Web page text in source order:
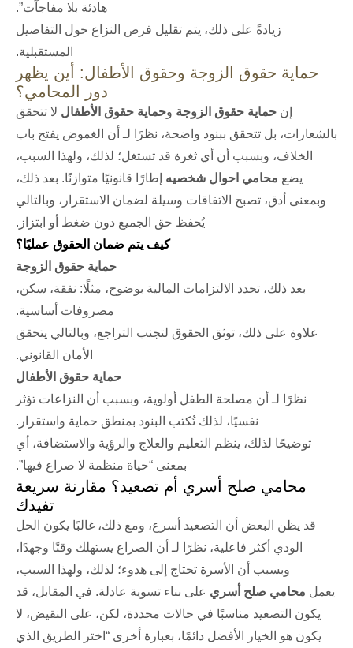
هادئة بلا مفاجآت”.
زيادةً على ذلك، يتم تقليل فرص النزاع حول التفاصيل
المستقبلية.
حماية حقوق الزوجة وحقوق الأطفال: أين يظهر
دور المحامي؟
إن حماية حقوق الزوجة وحماية حقوق الأطفال لا تتحقق
بالشعارات، بل تتحقق ببنود واضحة، نظرًا لـ أن الغموض يفتح باب
الخلاف، وبسبب أن أي ثغرة قد تستغل؛ لذلك، ولهذا السبب،
يضع محامي احوال شخصيه إطارًا قانونيًا متوازنًا. بعد ذلك،
وبمعنى أدق، تصبح الاتفاقات وسيلة لضمان الاستقرار، وبالتالي
يُحفظ حق الجميع دون ضغط أو ابتزاز.
كيف يتم ضمان الحقوق عمليًا؟
حماية حقوق الزوجة
بعد ذلك، تحدد الالتزامات المالية بوضوح، مثلًا: نفقة، سكن،
مصروفات أساسية.
علاوة على ذلك، توثق الحقوق لتجنب التراجع، وبالتالي يتحقق
الأمان القانوني.
حماية حقوق الأطفال
نظرًا لـ أن مصلحة الطفل أولوية، وبسبب أن النزاعات تؤثر
نفسيًا، لذلك تُكتب البنود بمنطق حماية واستقرار.
توضيحًا لذلك، ينظم التعليم والعلاج والرؤية والاستضافة، أي
بمعنى “حياة منظمة لا صراع فيها”.
محامي صلح أسري أم تصعيد؟ مقارنة سريعة
تفيدك
قد يظن البعض أن التصعيد أسرع، ومع ذلك، غالبًا يكون الحل
الودي أكثر فاعلية، نظرًا لـ أن الصراع يستهلك وقتًا وجهدًا،
وبسبب أن الأسرة تحتاج إلى هدوء؛ لذلك، ولهذا السبب،
يعمل محامي صلح أسري على بناء تسوية عادلة. في المقابل، قد
يكون التصعيد مناسبًا في حالات محددة، لكن، على النقيض، لا
يكون هو الخيار الأفضل دائمًا، بعبارة أخرى “اختر الطريق الذي